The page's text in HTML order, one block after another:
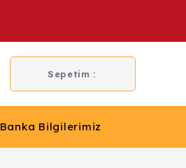
Sepetim :
Banka Bilgilerimiz